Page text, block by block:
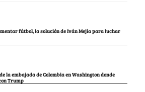
fútbol, la solución de Iván Mejía para luchar
la embajada de Colombia en Washington donde
Trump